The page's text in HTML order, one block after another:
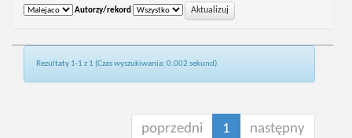
Autorzy/rekord
Rezultaty 1-1 z 1 (Czas wyszukiwania: 0.002 sekund).
poprzedni 1 następny